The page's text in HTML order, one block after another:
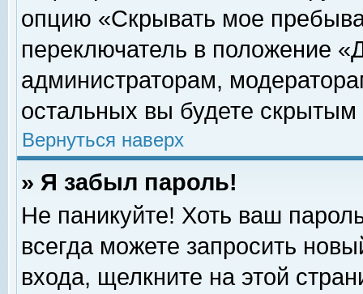
опцию «Скрывать мое
переключатель в положение
администраторам,
остальных вы будете скрытым
Вернуться наверх
» Я забыл пароль!
Не паникуйте! Хоть ваш
всегда можете запросить
входа, щелкните на этой